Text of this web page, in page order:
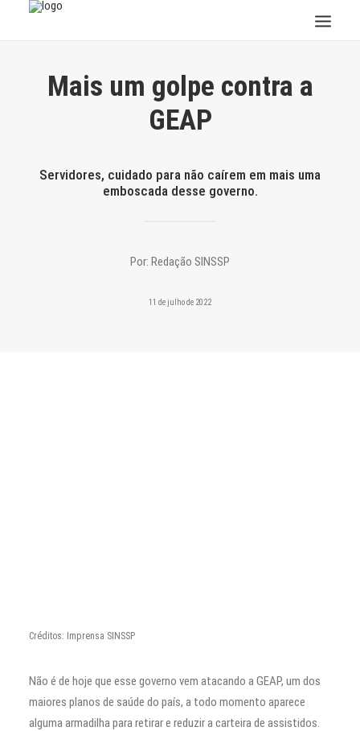
INSTITUCIONAL
PREVIDÊNCIA
Mais um golpe contra a
GEAP
Servidores, cuidado para não caírem em mais uma
emboscada desse governo.
Por: Redação SINSSP
11 de julho de 2022
Créditos: Imprensa SINSSP
Não é de hoje que esse governo vem atacando a GEAP, um dos
maiores planos de saúde do país, a todo momento aparece
alguma armadilha para retirar e reduzir a carteira de assistidos.